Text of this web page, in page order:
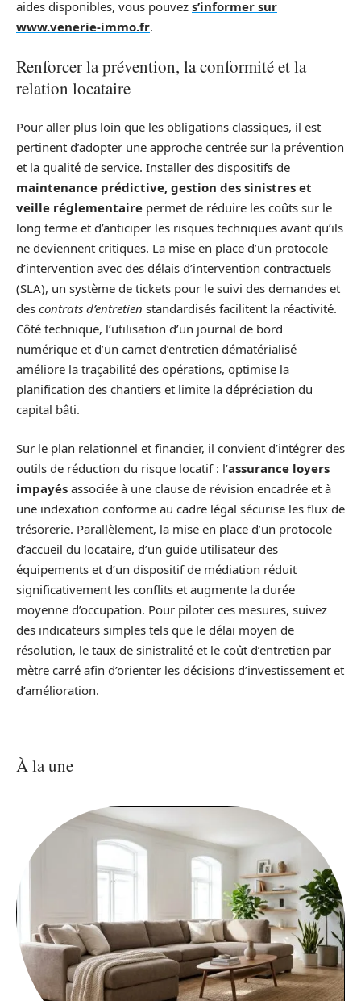
aides disponibles, vous pouvez s’informer sur
www.venerie-immo.fr.
Renforcer la prévention, la conformité et la
relation locataire
Pour aller plus loin que les obligations classiques, il est
pertinent d’adopter une approche centrée sur la prévention
et la qualité de service. Installer des dispositifs de
maintenance prédictive, gestion des sinistres et
veille réglementaire permet de réduire les coûts sur le
long terme et d’anticiper les risques techniques avant qu’ils
ne deviennent critiques. La mise en place d’un protocole
d’intervention avec des délais d’intervention contractuels
(SLA), un système de tickets pour le suivi des demandes et
des contrats d’entretien standardisés facilitent la réactivité.
Côté technique, l’utilisation d’un journal de bord
numérique et d’un carnet d’entretien dématérialisé
améliore la traçabilité des opérations, optimise la
planification des chantiers et limite la dépréciation du
capital bâti.
Sur le plan relationnel et financier, il convient d’intégrer des
outils de réduction du risque locatif : l’assurance loyers
impayés associée à une clause de révision encadrée et à
une indexation conforme au cadre légal sécurise les flux de
trésorerie. Parallèlement, la mise en place d’un protocole
d’accueil du locataire, d’un guide utilisateur des
équipements et d’un dispositif de médiation réduit
significativement les conflits et augmente la durée
moyenne d’occupation. Pour piloter ces mesures, suivez
des indicateurs simples tels que le délai moyen de
résolution, le taux de sinistralité et le coût d’entretien par
mètre carré afin d’orienter les décisions d’investissement et
d’amélioration.
À la une